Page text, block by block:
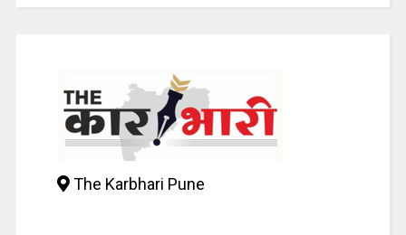
The Karbhari Pune